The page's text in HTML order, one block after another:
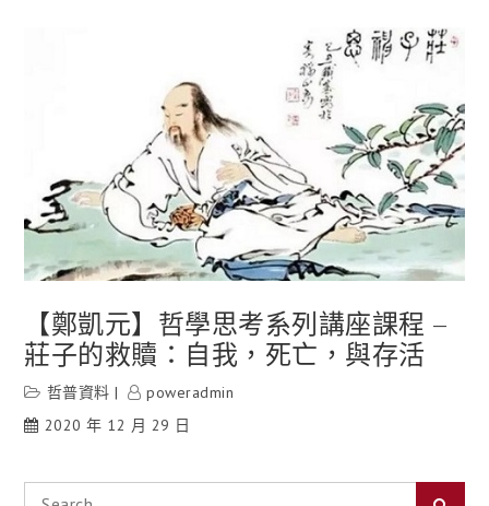
【鄭凱元】哲學思考系列講座課程 –
莊子的救贖：自我，死亡，與存活
哲普資料
poweradmin
2020 年 12 月 29 日
Search